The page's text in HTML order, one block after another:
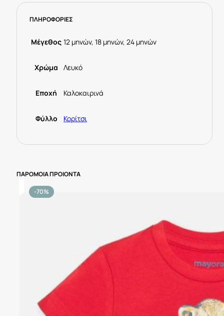
054
μπλέ
ΠΛΗΡΟΦΟΡΙΕΣ
Μέγεθος 12 μηνών, 18 μηνών, 24 μηνών
Χρώμα Λευκό
Εποχή Καλοκαιρινά
Φύλλο Κορίτσι
ΠΑΡΟΜΟΙΑ ΠΡΟΙΟΝΤΑ
-70%